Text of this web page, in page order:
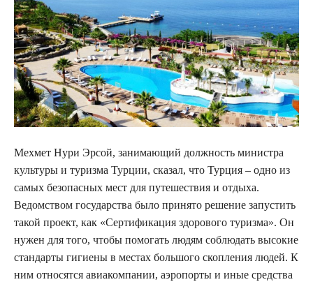
Мехмет Нури Эрсой, занимающий должность министра
культуры и туризма Турции, сказал, что Турция – одно из
самых безопасных мест для путешествия и отдыха.
Ведомством государства было принято решение запустить
такой проект, как «Сертификация здорового туризма». Он
нужен для того, чтобы помогать людям соблюдать высокие
стандарты гигиены в местах большого скопления людей. К
ним относятся авиакомпании, аэропорты и иные средства